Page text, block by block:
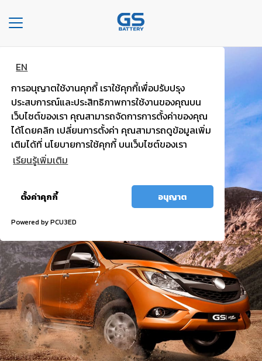
EN
การอนุญาตใช้งานคุกกี้ เราใช้คุกกี้เพื่อปรับปรุง
ประสบการณ์และประสิทธิภาพการใช้งานของคุณบน
เว็บไซต์ของเรา คุณสามารถจัดการการตั้งค่าของคุณ
ได้โดยคลิก เปลี่ยนการตั้งค่า คุณสามารถดูข้อมูลเพิ่ม
เติมได้ที่ นโยบายการใช้คุกกี้ บนเว็บไซต์ของเรา
เรียนรู้เพิ่มเติม
ตั้งค่าคุกกี้ อนุญาต
Powered by PCU3ED
Toggle
navigation
หน้า
หลัก
องค์กร
ประเภท
รถยนต์
เภท
เต
อรี่
บริการ
ของ
เรา
ค้นหา
ร้าน
แบตเตอรี่
แบตพลังอึด
รถกระบะ รถตู้
ไฟแรง มั่นใจ กำลังไฟสตาร์ทสูง